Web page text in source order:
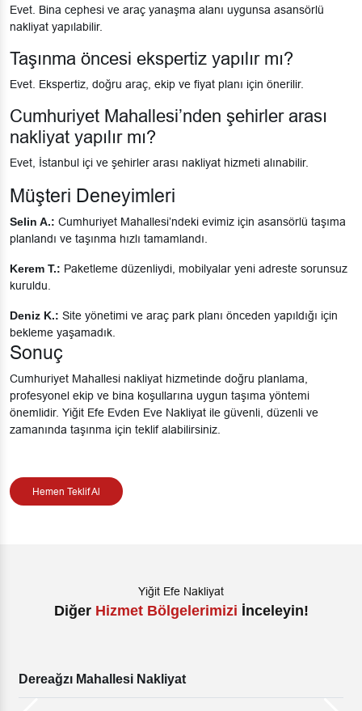
Evet. Bina cephesi ve araç yanaşma alanı uygunsa asansörlü
nakliyat yapılabilir.
Taşınma öncesi ekspertiz yapılır mı?
Evet. Ekspertiz, doğru araç, ekip ve fiyat planı için önerilir.
Cumhuriyet Mahallesi’nden şehirler arası
nakliyat yapılır mı?
Evet, İstanbul içi ve şehirler arası nakliyat hizmeti alınabilir.
Müşteri Deneyimleri
Selin A.: Cumhuriyet Mahallesi’ndeki evimiz için asansörlü taşıma
planlandı ve taşınma hızlı tamamlandı.
Kerem T.: Paketleme düzenliydi, mobilyalar yeni adreste sorunsuz
kuruldu.
Deniz K.: Site yönetimi ve araç park planı önceden yapıldığı için
bekleme yaşamadık.
Sonuç
Cumhuriyet Mahallesi nakliyat hizmetinde doğru planlama,
profesyonel ekip ve bina koşullarına uygun taşıma yöntemi
önemlidir. Yiğit Efe Evden Eve Nakliyat ile güvenli, düzenli ve
zamanında taşınma için teklif alabilirsiniz.
Hemen Teklif Al
Yiğit Efe Nakliyat
Diğer Hizmet Bölgelerimizi İnceleyin!
Nakliyat